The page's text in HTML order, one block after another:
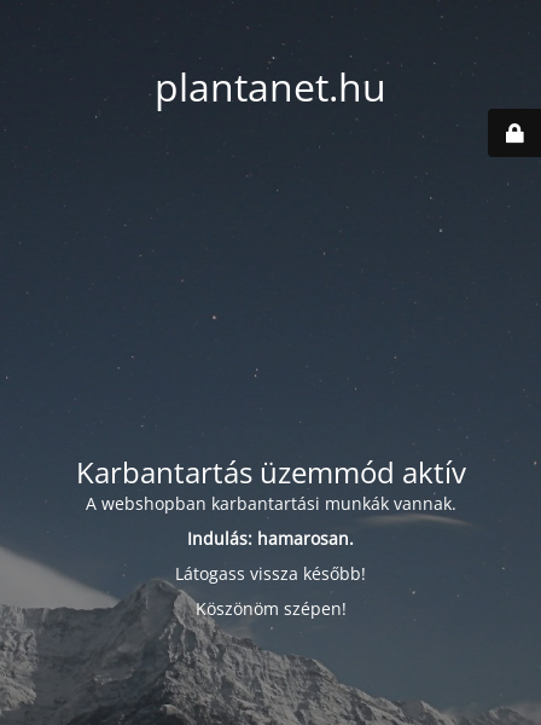
plantanet.hu
Karbantartás üzemmód aktív
A webshopban karbantartási munkák vannak.
Indulás: hamarosan.
Látogass vissza később!
Köszönöm szépen!